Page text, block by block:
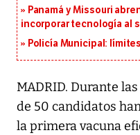
Panamá y Missouri
incorporar tecnología al
Policía Municipal:
MADRID. Durante
de 50 candidatos
la primera vacuna